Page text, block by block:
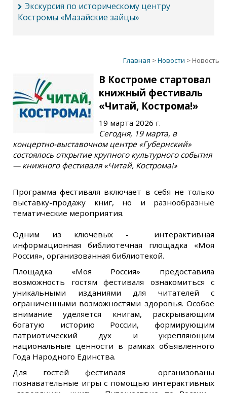
Экскурсия по историческому центру
Костромы «Мазайские зайцы»
Главная >Новости > Новость
В Костроме стартовал
книжный фестиваль
«Читай, Кострома!»
19 марта 2026 г.
Сегодня, 19 марта, в
концертно-выставочном центре «Губернский»
состоялось открытие крупного культурного события
— книжного фестиваля «Читай, Кострома!»
Программа фестиваля включает в себя не только
выставку-продажу книг, но и разнообразные
тематические мероприятия.
Одним из ключевых - интерактивная
информационная библиотечная площадка «Моя
Россия», организованная библиотекой.
Площадка «Моя Россия» предоставила
возможность гостям фестиваля ознакомиться с
уникальными изданиями для читателей с
ограниченными возможностями здоровья. Особое
внимание уделяется книгам, раскрывающим
богатую историю России, формирующим
патриотический дух и укрепляющим
национальные ценности в рамках объявленного
Года Народного Единства.
Для гостей фестиваля организованы
познавательные игры с помощью интерактивных